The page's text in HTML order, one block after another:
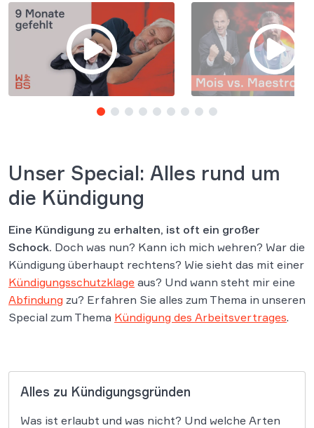
Unser Special: Alles rund um
die Kündigung
Eine Kündigung zu erhalten, ist oft ein großer
Schock. Doch was nun? Kann ich mich wehren? War die
Kündigung überhaupt rechtens? Wie sieht das mit einer
Kündigungsschutzklage aus? Und wann steht mir eine
Abfindung zu? Erfahren Sie alles zum Thema in unseren
Special zum Thema Kündigung des Arbeitsvertrages.
Alles zu Kündigungsgründen
Was ist erlaubt und was nicht? Und welche Arten